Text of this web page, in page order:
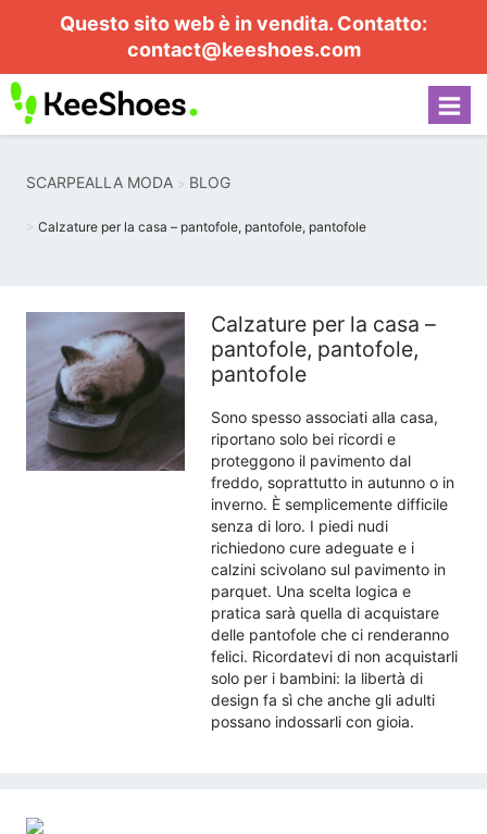
Questo sito web è in vendita. Contatto:
contact@keeshoes.com
SCARPEALLA MODA BLOG
Calzature per la casa – pantofole, pantofole, pantofole
Calzature per la casa –
pantofole, pantofole,
pantofole
Sono spesso associati alla casa,
riportano solo bei ricordi e
proteggono il pavimento dal
freddo, soprattutto in autunno o in
inverno. È semplicemente difficile
senza di loro. I piedi nudi
richiedono cure adeguate e i
calzini scivolano sul pavimento in
parquet. Una scelta logica e
pratica sarà quella di acquistare
delle pantofole che ci renderanno
felici. Ricordatevi di non acquistarli
solo per i bambini: la libertà di
design fa sì che anche gli adulti
possano indossarli con gioia.